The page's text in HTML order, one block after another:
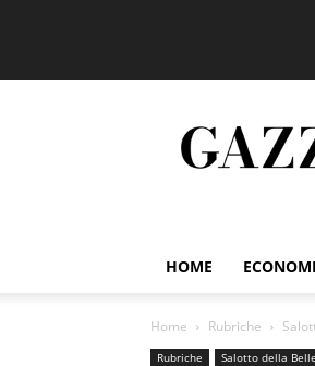
HOME
Home Rubriche
Rubriche Salotto della